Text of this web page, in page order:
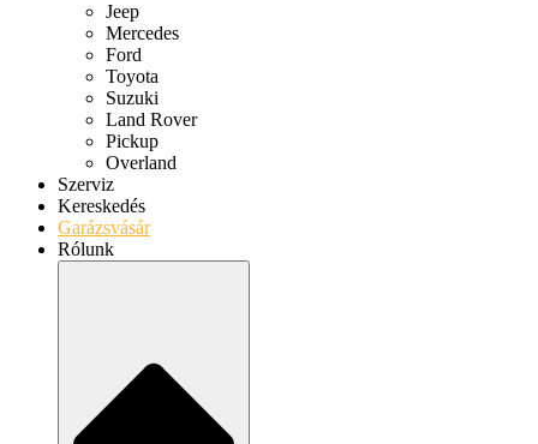
Jeep
Mercedes
Ford
Toyota
Suzuki
Land Rover
Pickup
Overland
Szerviz
Kereskedés
Garázsvásár
Rólunk